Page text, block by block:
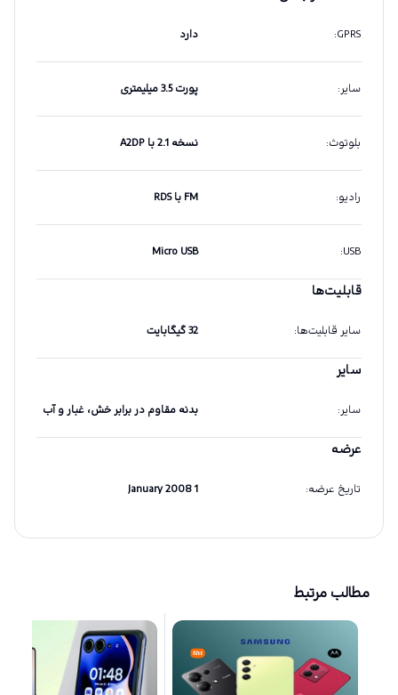
GPRS
: دارد
سایر: پورت 3.5 میلیمتری
بلوتوث: نسخه 2.1 با A2DP
رادیو: FM با RDS
USB
:
Micro USB
قابلیت‌ها
سایر قابلیت‌ها: 32 گیگابایت
سایر
سایر: بدنه مقاوم در برابر خش، غبار و آب
عرضه
تاریخ عرضه:
1 January 2008
مطالب مرتبط